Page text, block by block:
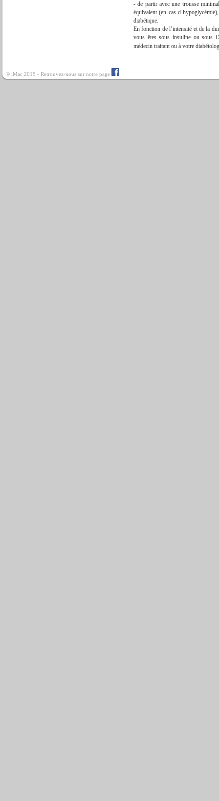
- de partir avec une trousse
équivalent (en cas
diabétique.
En fonction de l’intensité et de la
vous êtes sous insuline ou sous
médecin traitant ou à votre
© iMac 2015 - Retrouvez-nous sur notre page